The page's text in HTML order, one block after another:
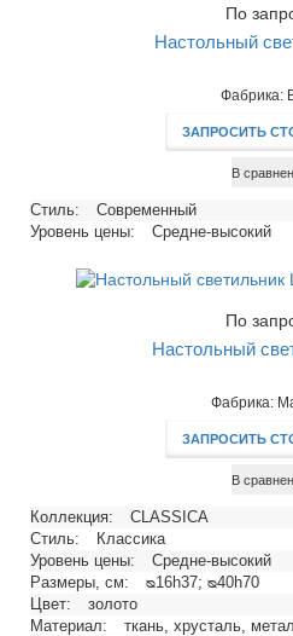
По
Настольный
Фабрика:
ЗАПРОСИТЬ
В
Стиль:
Современный
Уровень цены:
Средне-высокий
По
Настольный
Фабрика:
ЗАПРОСИТЬ
В
Коллекция:
CLASSICA
Стиль:
Классика
Уровень цены:
Средне-высокий
Размеры, см:
ᴓ16h37; ᴓ40h70
Цвет:
золото
Материал:
ткань, хрусталь,